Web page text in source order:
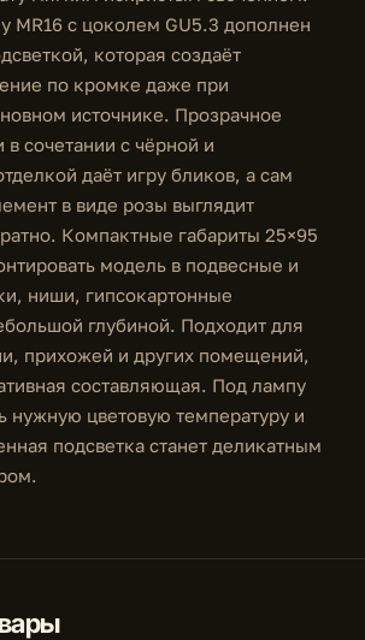
MR16 с цоколем GU5.3 дополнен
которая создаёт
по кромке даже при
источнике. Прозрачное
в сочетании с чёрной и
даёт игру бликов, а сам
в виде розы выглядит
Компактные габариты 25×95
модель в подвесные и
ниши, гипсокартонные
глубиной. Подходит для
прихожей и других помещений,
составляющая. Под лампу
нужную цветовую температуру и
подсветка станет деликатным